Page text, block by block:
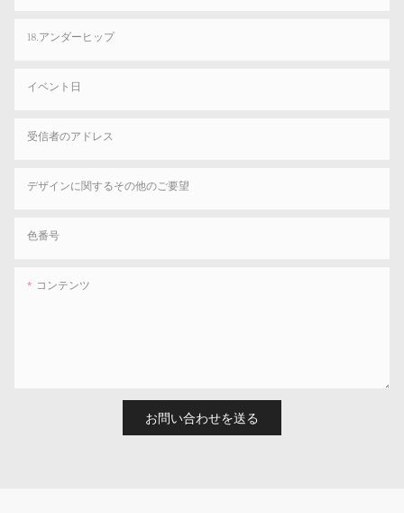
18.アンダーヒップ
イベント日
受信者のアドレス
デザインに関するその他のご要望
色番号
コンテンツ
お問い合わせを送る